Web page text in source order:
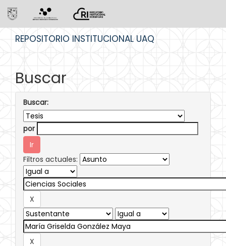
REPOSITORIO INSTITUCIONAL UAQ
Buscar
Buscar:
por
Filtros actuales: